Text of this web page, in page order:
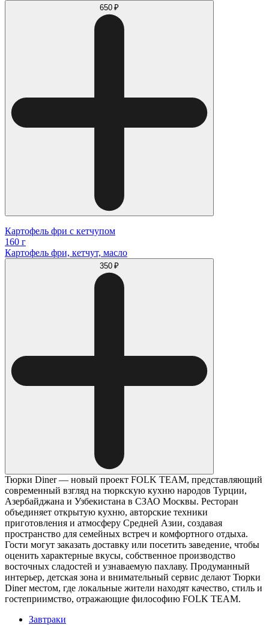
650 ₽
Картофель фри с кетчупом
160 г
Картофель фри, кетчут, масло
350 ₽
Тюрки Diner — новый проект FOLK TEAM, представляющий
современный взгляд на тюркскую кухню народов Турции,
Азербайджана и Узбекистана в СЗАО Москвы. Ресторан
объединяет открытую кухню, авторские техники
приготовления и атмосферу Средней Азии, создавая
пространство для семейных встреч и комфортного отдыха.
Гости могут заказать доставку или посетить заведение, чтобы
оценить характерные вкусы, собственное производство
восточных сладостей и узнаваемую пахлаву. Продуманный
интерьер, детская зона и внимательный сервис делают Тюрки
Diner местом, где локальные жители находят качество, стиль и
гостеприимство, отражающие философию FOLK TEAM.
Завтраки